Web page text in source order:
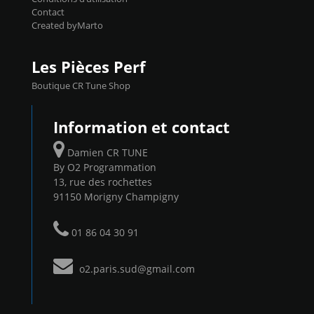
Contact
Created byMarto
Les Pièces Perf
Boutique CR Tune Shop
Information et contact
Damien CR TUNE
By O2 Programmation
13, rue des rochettes
91150 Morigny Champigny
01 86 04 30 91
o2.paris.sud@gmail.com